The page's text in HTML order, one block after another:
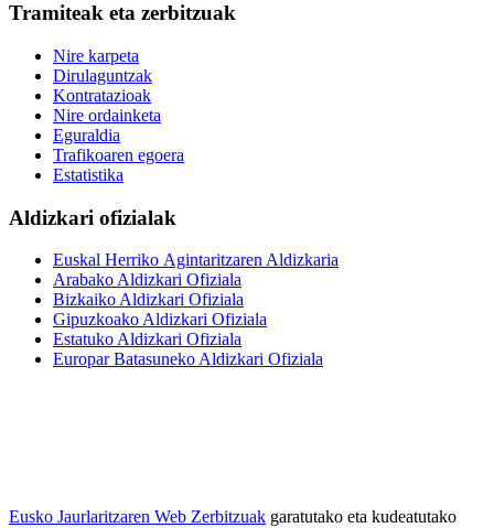
Tramiteak eta zerbitzuak
Nire karpeta
Dirulaguntzak
Kontratazioak
Nire ordainketa
Eguraldia
Trafikoaren egoera
Estatistika
Aldizkari ofizialak
Euskal Herriko Agintaritzaren Aldizkaria
Arabako Aldizkari Ofiziala
Bizkaiko Aldizkari Ofiziala
Gipuzkoako Aldizkari Ofiziala
Estatuko Aldizkari Ofiziala
Europar Batasuneko Aldizkari Ofiziala
Eusko Jaurlaritzaren Web Zerbitzuak garatutako eta kudeatutako